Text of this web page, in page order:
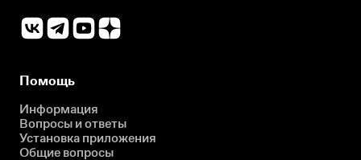
Помощь
Информация
Вопросы и ответы
Установка приложения
Общие вопросы